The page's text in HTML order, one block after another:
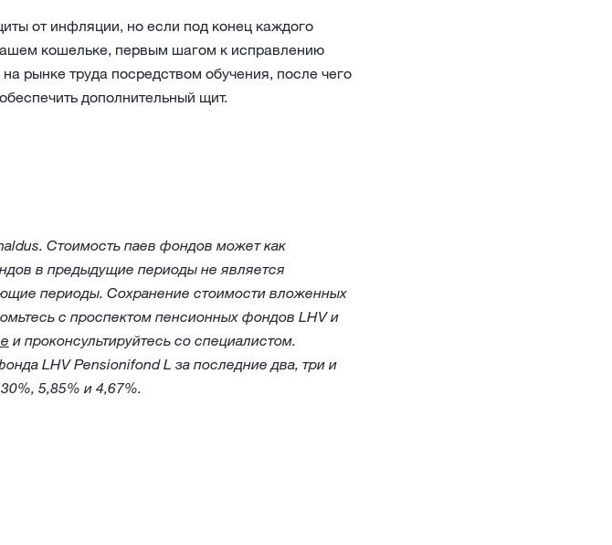
от инфляции, но если под конец каждого
кошельке, первым шагом к исправлению
рынке труда посредством обучения, после чего
дополнительный щит.
Стоимость паев фондов может как
в предыдущие периоды не является
периоды. Сохранение стоимости вложенных
с проспектом пенсионных фондов LHV и
и проконсультируйтесь со специалистом.
LHV Pensionifond L за последние два, три и
5,85% и 4,67%.